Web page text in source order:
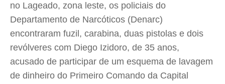
no Lageado, zona leste, os policiais do
Departamento de Narcóticos (Denarc)
encontraram fuzil, carabina, duas pistolas e dois
revólveres com Diego Izidoro, de 35 anos,
acusado de participar de um esquema de lavagem
de dinheiro do Primeiro Comando da Capital